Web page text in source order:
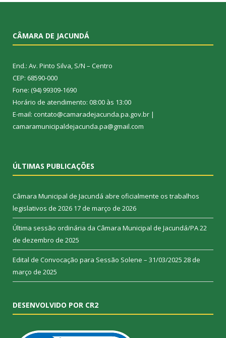
CÂMARA DE JACUNDÁ
End.: Av. Pinto Silva, S/N – Centro
CEP: 68590-000
Fone: (94) 99309-1690
Horário de atendimento: 08:00 às 13:00
E-mail: contato@camaradejacunda.pa.gov.br |
camaramunicipaldejacunda.pa@gmail.com
ÚLTIMAS PUBLICAÇÕES
Câmara Municipal de Jacundá abre oficialmente os trabalhos
legislativos de 2026 17 de março de 2026
Última sessão ordinária da Câmara Municipal de Jacundá/PA22
de dezembro de 2025
Edital de Convocação para Sessão Solene – 31/03/2025 28 de
março de 2025
DESENVOLVIDO POR CR2